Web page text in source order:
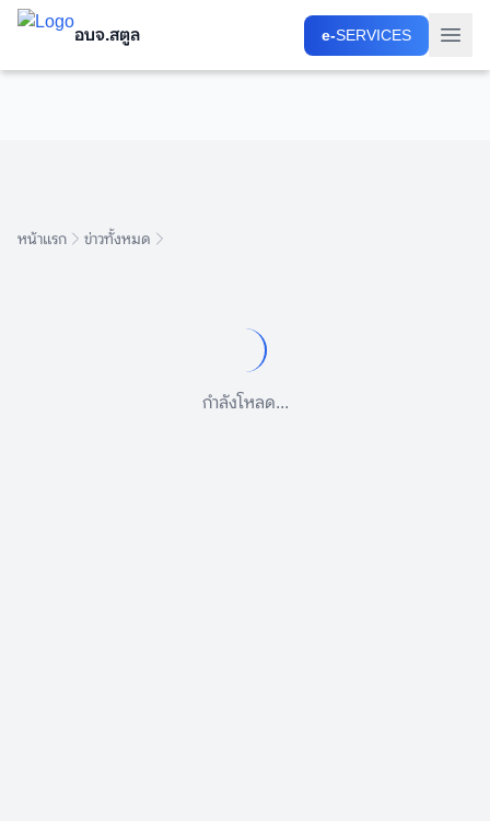
อบจ.สตูล e-SERVICES
อบจ.สตูล e-SERVICES
หน้าแรก ข่าวทั้งหมด
กำลังโหลด...